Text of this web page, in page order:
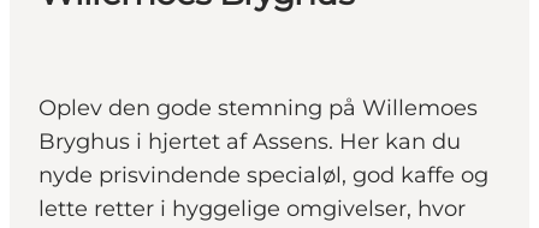
Oplev den gode stemning på Willemoes
Bryghus i hjertet af Assens. Her kan du
nyde prisvindende specialøl, god kaffe og
lette retter i hyggelige omgivelser, hvor